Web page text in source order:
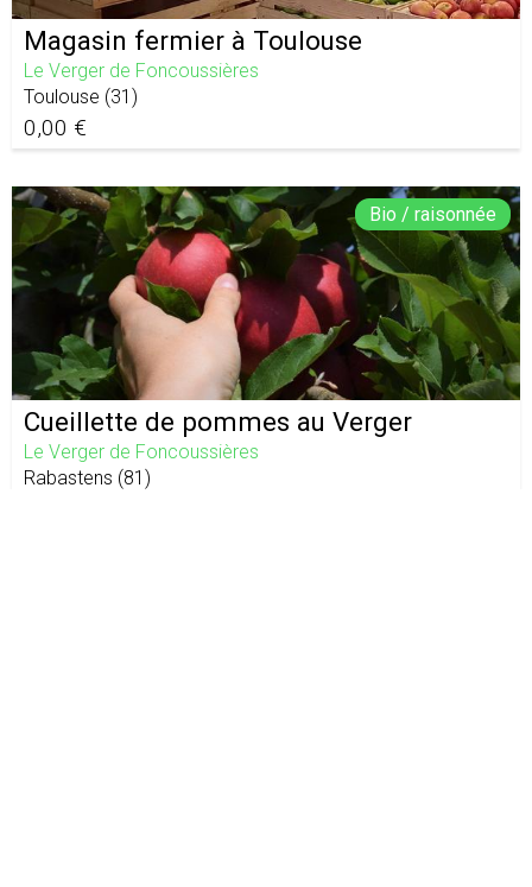
Magasin fermier à Toulouse
Le Verger de Foncoussières
Toulouse (31 )
0,00 €
Bio / raisonnée
Cueillette de pommes au Verger
Le Verger de Foncoussières
Rabastens (81 )